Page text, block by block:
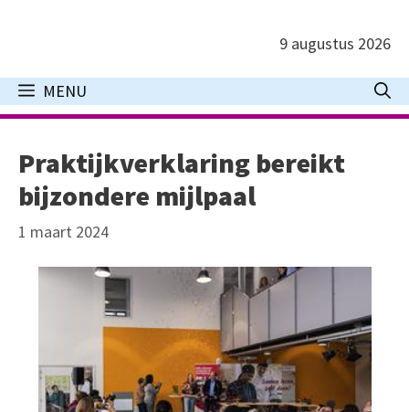
inhoud
9 augustus 2026
MENU
Praktijkverklaring bereikt
bijzondere mijlpaal
1 maart 2024